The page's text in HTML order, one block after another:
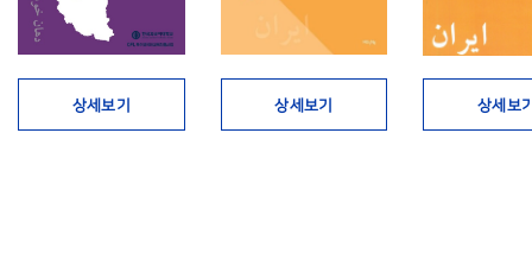
상세보기 상세보기 상세보